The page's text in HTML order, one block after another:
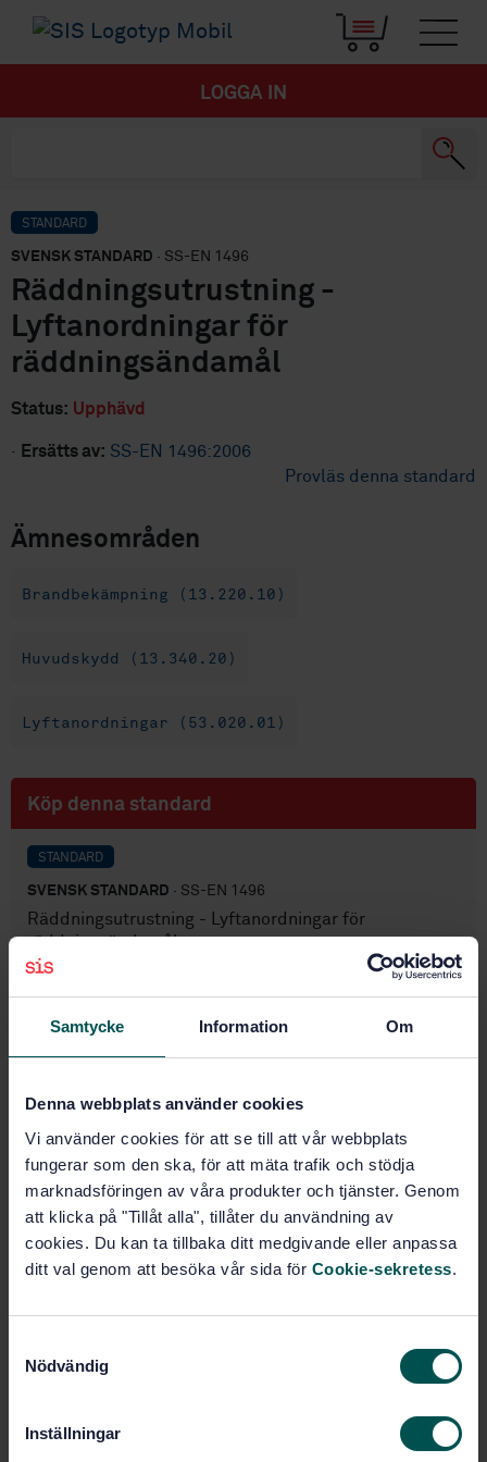
Samtycke Information Om
Denna webbplats använder cookies
Vi använder cookies för att se till att vår webbplats
fungerar som den ska, för att mäta trafik och stödja
marknadsföringen av våra produkter och tjänster. Genom
att klicka på "Tillåt alla", tillåter du användning av
cookies. Du kan ta tillbaka ditt medgivande eller anpassa
ditt val genom att besöka vår sida för Cookie-sekretess.
Nödvändig
Inställningar
LOGGA IN
STANDARD
SVENSK STANDARD · SS-EN 1496
Räddningsutrustning -
Lyftanordningar för
räddningsändamål
Status: Upphävd
· Ersätts av: SS-EN 1496:2006
Provläs denna standard
Ämnesområden
Brandbekämpning (13.220.10)
Huvudskydd (13.340.20)
Lyftanordningar (53.020.01)
Köp denna standard
STANDARD
SVENSK STANDARD · SS-EN 1496
Räddningsutrustning - Lyftanordningar för
räddningsändamål
Prenumerera på standarden - Läs mer
PDF
Fler alternativ
Produktinformation
Språk: Engelska
standarder
Rescue lifting devices
Utgåva:1